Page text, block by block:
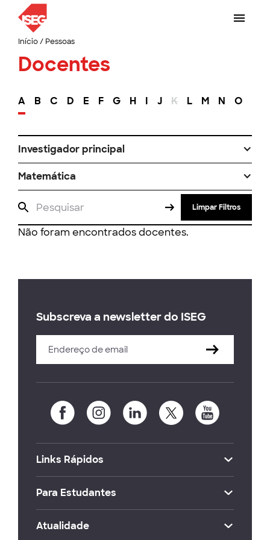
Início/ Pessoas
Docentes
A B C D E F G H I J K L M N O
Investigador principal
Matemática
Limpar Filtros
Não foram encontrados docentes.
Subscreva a newsletter do ISEG
Links Rápidos
Para Estudantes
Atualidade